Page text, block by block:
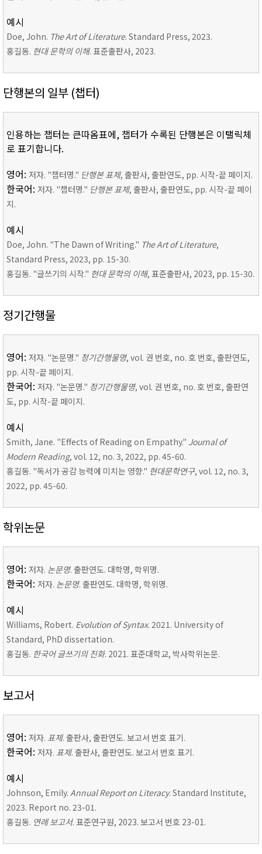
예시
Doe, John. The Art of Literature. Standard Press, 2023.
홍길동. 현대 문학의 이해. 표준출판사, 2023.
단행본의 일부 (챕터)
인용하는 챕터는 큰따옴표에, 챕터가 수록된 단행본은 이탤릭체
로 표기합니다.
영어: 저자. "챕터명." 단행본 표제, 출판사, 출판연도, pp. 시작-끝 페이지.
한국어: 저자. "챕터명." 단행본 표제, 출판사, 출판연도, pp. 시작-끝 페이
지.
예시
Doe, John. "The Dawn of Writing." The Art of Literature,
Standard Press, 2023, pp. 15-30.
홍길동. "글쓰기의 시작." 현대 문학의 이해, 표준출판사, 2023, pp. 15-30.
정기간행물
영어: 저자. "논문명." 정기간행물명, vol. 권 번호, no. 호 번호, 출판연도,
pp. 시작-끝 페이지.
한국어: 저자. "논문명." 정기간행물명, vol. 권 번호, no. 호 번호, 출판연
도, pp. 시작-끝 페이지.
예시
Smith, Jane. "Effects of Reading on Empathy." Journal of
Modern Reading, vol. 12, no. 3, 2022, pp. 45-60.
홍길동. "독서가 공감 능력에 미치는 영향." 현대문학연구, vol. 12, no. 3,
2022, pp. 45-60.
학위논문
영어: 저자. 논문명. 출판연도. 대학명, 학위명.
한국어: 저자. 논문명. 출판연도. 대학명, 학위명.
예시
Williams, Robert. Evolution of Syntax. 2021. University of
Standard, PhD dissertation.
홍길동. 한국어 글쓰기의 진화. 2021. 표준대학교, 박사학위논문.
보고서
영어: 저자. 표제. 출판사, 출판연도. 보고서 번호 표기.
한국어: 저자. 표제. 출판사, 출판연도. 보고서 번호 표기.
예시
Johnson, Emily. Annual Report on Literacy. Standard Institute,
2023. Report no. 23-01.
홍길동. 연례 보고서. 표준연구원, 2023. 보고서 번호 23-01.